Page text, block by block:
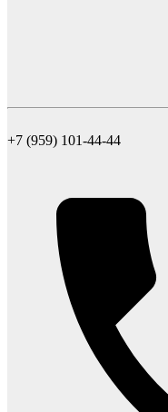
+7 (959) 101-44-44